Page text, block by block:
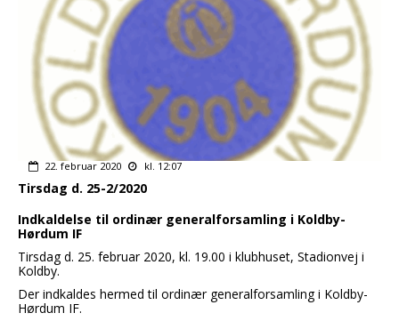
22. februar 2020 kl. 12:07
Tirsdag d. 25-2/2020
Indkaldelse til ordinær generalforsamling i Koldby-
Hørdum IF
Tirsdag d. 25. februar 2020, kl. 19.00 i klubhuset, Stadionvej i
Koldby.
Der indkaldes hermed til ordinær generalforsamling i Koldby-
Hørdum IF.